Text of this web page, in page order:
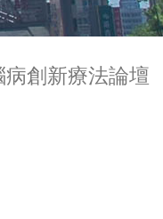
病創新療法論壇